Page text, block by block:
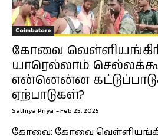
Coimbatore
கோவை
யாரெல்லாம்
என்னென்ன
ஏற்பாடுகள்?
Sathiya Priya -Feb 25, 2025
கோவை: கோவை